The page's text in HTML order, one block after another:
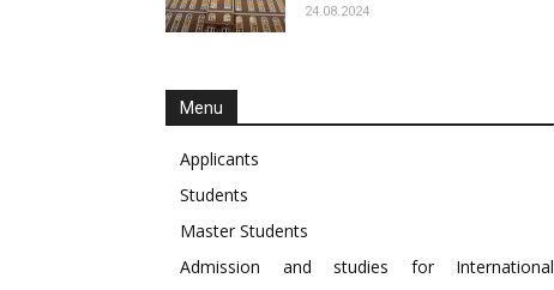
24.08.2024
Menu
Applicants
Students
Master Students
Admission and studies for International